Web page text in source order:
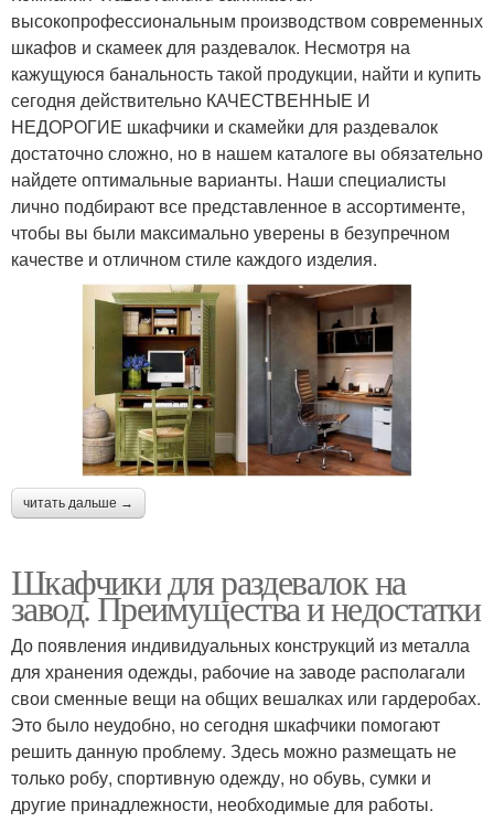
высокопрофессиональным производством современных
шкафов и скамеек для раздевалок. Несмотря на
кажущуюся банальность такой продукции, найти и купить
сегодня действительно КАЧЕСТВЕННЫЕ И
НЕДОРОГИЕ шкафчики и скамейки для раздевалок
достаточно сложно, но в нашем каталоге вы обязательно
найдете оптимальные варианты. Наши специалисты
лично подбирают все представленное в ассортименте,
чтобы вы были максимально уверены в безупречном
качестве и отличном стиле каждого изделия.
читать дальше →
Шкафчики для раздевалок на
завод. Преимущества и недостатки
До появления индивидуальных конструкций из металла
для хранения одежды, рабочие на заводе располагали
свои сменные вещи на общих вешалках или гардеробах.
Это было неудобно, но сегодня шкафчики помогают
решить данную проблему. Здесь можно размещать не
только робу, спортивную одежду, но обувь, сумки и
другие принадлежности, необходимые для работы.